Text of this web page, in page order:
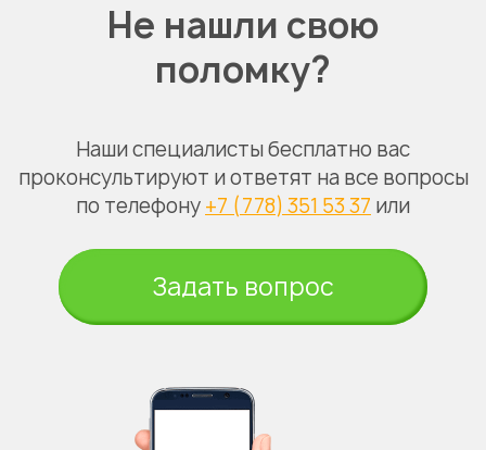
Не нашли свою
поломку?
Наши специалисты бесплатно вас
проконсультируют и ответят на все вопросы
по телефону +7 (778) 351 53 37 или
Задать вопрос